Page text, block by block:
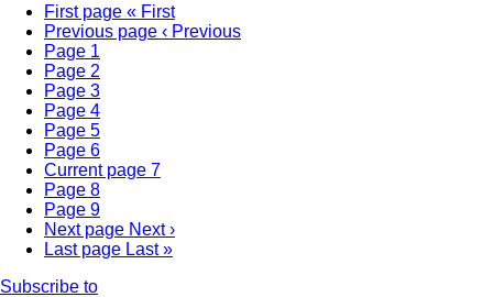
First page « First
Previous page ‹ Previous
Page 1
Page 2
Page 3
Page 4
Page 5
Page 6
Current page 7
Page 8
Page 9
Next page Next ›
Last page Last »
Subscribe to